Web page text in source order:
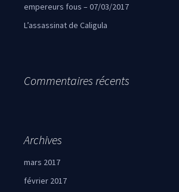
empereurs fous – 07/03/2017
L’assassinat de Caligula
Commentaires récents
Archives
mars 2017
février 2017